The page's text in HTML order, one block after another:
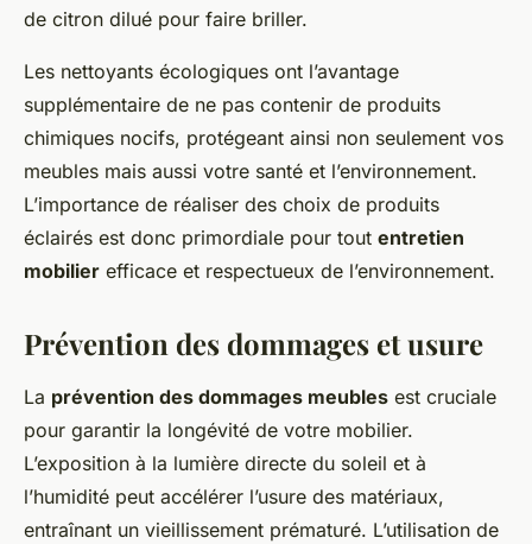
de citron dilué pour faire briller.
Les nettoyants écologiques ont l’avantage
supplémentaire de ne pas contenir de produits
chimiques nocifs, protégeant ainsi non seulement vos
meubles mais aussi votre santé et l’environnement.
L’importance de réaliser des choix de produits
éclairés est donc primordiale pour tout entretien
mobilier efficace et respectueux de l’environnement.
Prévention des dommages et usure
La prévention des dommages meubles est cruciale
pour garantir la longévité de votre mobilier.
L’exposition à la lumière directe du soleil et à
l’humidité peut accélérer l’usure des matériaux,
entraînant un vieillissement prématuré. L’utilisation de